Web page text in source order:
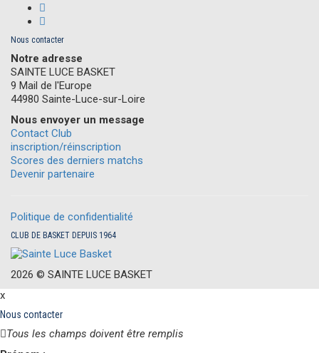
Nous contacter
Notre adresse
SAINTE LUCE BASKET
9 Mail de l'Europe
44980 Sainte-Luce-sur-Loire
Nous envoyer un message
Contact Club
inscription/réinscription
Scores des derniers matchs
Devenir partenaire
Politique de confidentialité
CLUB DE BASKET DEPUIS 1964
2026 © SAINTE LUCE BASKET
x
Nous contacter
Tous les champs doivent être remplis